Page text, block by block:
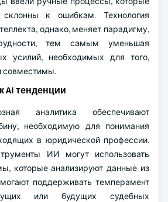
к ошибкам. Технология
однако, меняет парадигму,
тем самым уменьшая
усилий, необходимых для того,
совместимы.
тенденции
аналитика обеспечивают
необходимую для понимания
в юридической профессии.
ИИ могут использовать
которые анализируют данные из
поддерживать темперамент
или будущих судебных